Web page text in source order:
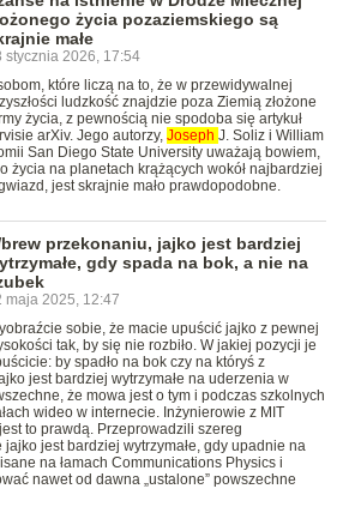
życia pozaziemskiego są
małe
stycznia 2026, 17:54
które liczą na to, że w przewidywalnej
ludzkość znajdzie poza Ziemią złożone
życia, z pewnością nie spodoba się artykuł
arXiv. Jego autorzy, Joseph J. Soliz i William
San Diego State University uważają bowiem,
życia na planetach krążących wokół najbardziej
jest skrajnie mało prawdopodobne.
przekonaniu, jajko jest bardziej
gdy spada na bok, a nie na
maja 2025, 12:47
sobie, że macie upuścić jajko z pewnej
tak, by się nie rozbiło. W jakiej pozycji je
by spadło na bok czy na któryś z
jest bardziej wytrzymałe na uderzenia w
że mowa jest o tym i podczas szkolnych
wideo w internecie. Inżynierowie z MIT
to prawdą. Przeprowadzili szereg
jest bardziej wytrzymałe, gdy upadnie na
na łamach Communications Physics i
nawet od dawna „ustalone” powszechne